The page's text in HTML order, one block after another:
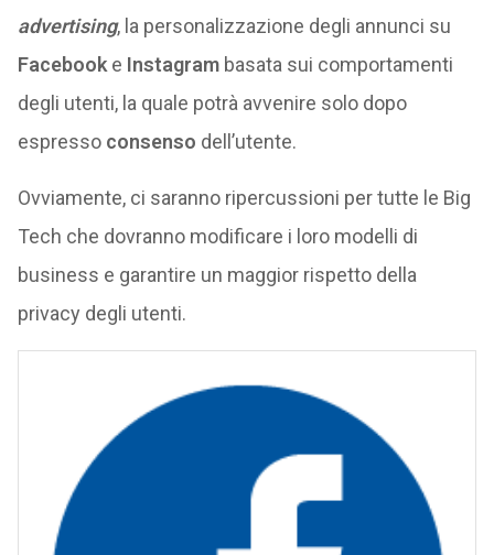
advertising, la personalizzazione degli annunci su
Facebooke Instagrambasata sui comportamenti
degli utenti, la quale potrà avvenire solo dopo
espresso consenso dell’utente.
Ovviamente, ci saranno ripercussioni per tutte le Big
Tech che dovranno modificare i loro modelli di
business e garantire un maggior rispetto della
privacy degli utenti.